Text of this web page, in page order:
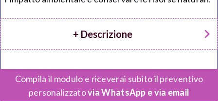
+ Descrizione
Compila il modulo e riceverai subito il preventivo
personalizzatovia WhatsApp e via email